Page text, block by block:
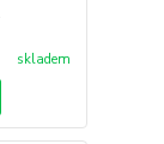
skladem